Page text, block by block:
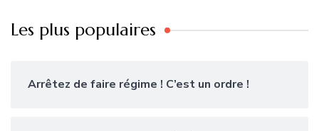
Les plus populaires
Arrêtez de faire régime ! C’est un ordre !